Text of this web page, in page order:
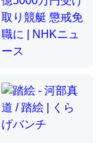
た。調べたら
度。